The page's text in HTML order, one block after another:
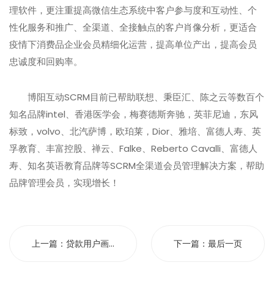
理软件，更注重提高微信生态系统中客户参与度和互动性、个
性化服务和推广、全渠道、全接触点的客户肖像分析，更适合
疫情下消费品企业会员精细化运营，提高单位产出，提高会员
忠诚度和回购率。
博阳互动SCRM目前已帮助联想、秉臣汇、陈之云等数百个
知名品牌intel、香港医学会，梅赛德斯奔驰，英菲尼迪，东风
标致，volvo、北汽萨博，欧珀莱，Dior、雅培、富德人寿、英
孚教育、丰富控股、禅云、Falke、Reberto Cavalli、富德人
寿、知名英语教育品牌等SCRM全渠道会员管理解决方案，帮助
品牌管理会员，实现增长！
上一篇： 贷款用户画... 下一篇： 最后一页